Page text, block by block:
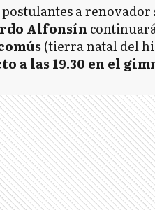
a renovador
Alfonsín
(tierra natal del
a las 19.30 en el